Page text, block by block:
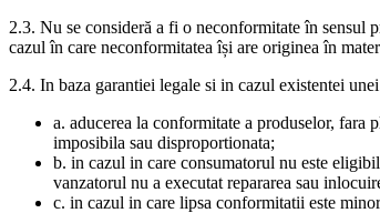
2.3. Nu se consideră a fi o neconformitate în sensul
cazul în care neconformitatea își are originea în
2.4. In baza garantiei legale si in cazul existentei
a. aducerea la conformitate a produselor, fara
imposibila sau disproportionata;
b. in cazul in care consumatorul nu este
vanzatorul nu a executat repararea sau
c. in cazul in care lipsa conformitatii este